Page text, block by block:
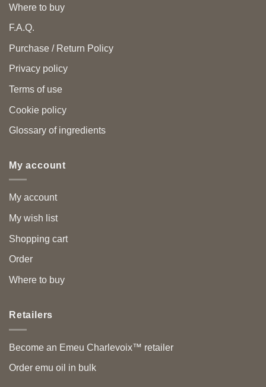
Where to buy
F.A.Q.
Purchase / Return Policy
Privacy policy
Terms of use
Cookie policy
Glossary of ingredients
My account
My account
My wish list
Shopping cart
Order
Where to buy
Retailers
Become an Emeu Charlevoix™ retailer
Order emu oil in bulk